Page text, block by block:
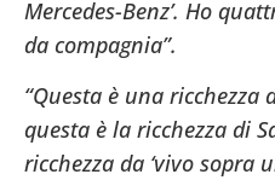
Mercedes-Benz’. Ho
da compagnia”.
“Questa è una
questa è la ricchezza di
ricchezza da ‘vivo sopra